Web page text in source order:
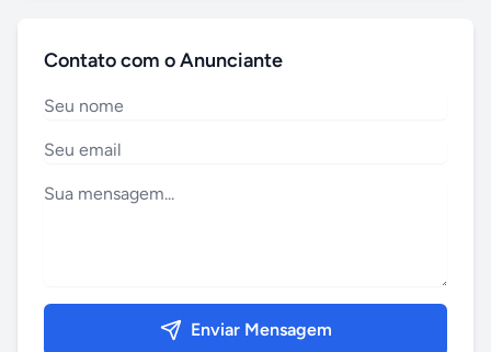
Contato com o Anunciante
Enviar Mensagem